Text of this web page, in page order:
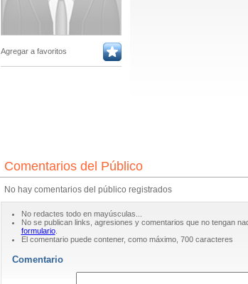
Agregar a favoritos
Comentarios del Público
No hay comentarios del público registrados
No redactes todo en mayúsculas...
No se publican links, agresiones y comentarios que no tengan
formulario.
El comentario puede contener, como máximo, 700 caracteres
Comentario